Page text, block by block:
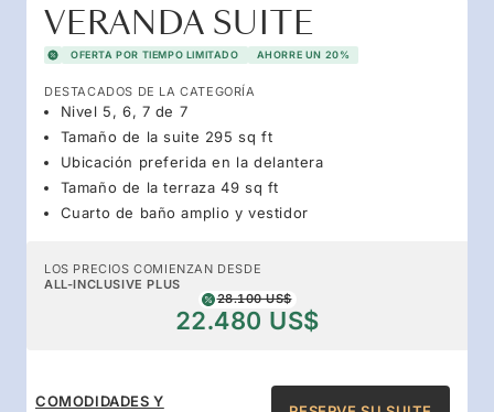
VERANDA SUITE
OFERTA POR TIEMPO LIMITADO AHORRE UN 20%
DESTACADOS DE LA CATEGORÍA
Nivel 5, 6, 7 de 7
Tamaño de la suite 295 sq ft
Ubicación preferida en la delantera
Tamaño de la terraza 49 sq ft
Cuarto de baño amplio y vestidor
LOS PRECIOS COMIENZAN DESDE
ALL-INCLUSIVE PLUS
28.100 US$
22.480 US$
COMODIDADES Y